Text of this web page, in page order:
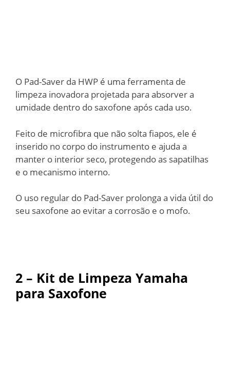
O Pad-Saver da HWP é uma ferramenta de
limpeza inovadora projetada para absorver a
umidade dentro do saxofone após cada uso.
Feito de microfibra que não solta fiapos, ele é
inserido no corpo do instrumento e ajuda a
manter o interior seco, protegendo as sapatilhas
e o mecanismo interno.
O uso regular do Pad-Saver prolonga a vida útil do
seu saxofone ao evitar a corrosão e o mofo.
2 – Kit de Limpeza Yamaha
para Saxofone